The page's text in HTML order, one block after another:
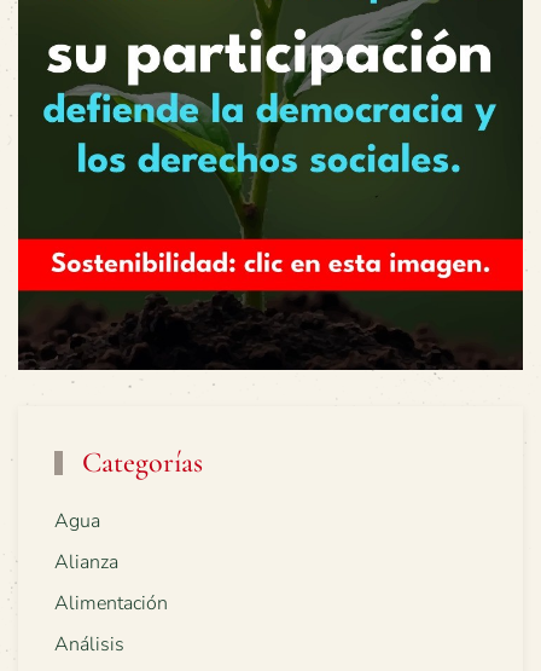
Categorías
Agua
Alianza
Alimentación
Análisis